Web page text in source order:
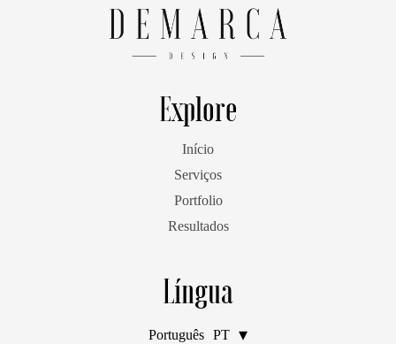
Explore
Início
Serviços
Portfolio
Resultados
Língua
Português PT